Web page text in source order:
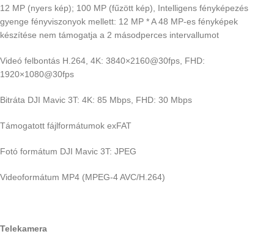
12 MP (nyers kép); 100 MP (fűzött kép), Intelligens fényképezés
gyenge fényviszonyok mellett: 12 MP * A 48 MP-es fényképek
készítése nem támogatja a 2 másodperces intervallumot
Videó felbontás H.264, 4K: 3840×2160@30fps, FHD:
1920×1080@30fps
Bitráta DJI Mavic 3T: 4K: 85 Mbps, FHD: 30 Mbps
Támogatott fájlformátumok exFAT
Fotó formátum DJI Mavic 3T: JPEG
Videoformátum MP4 (MPEG-4 AVC/H.264)
Telekamera